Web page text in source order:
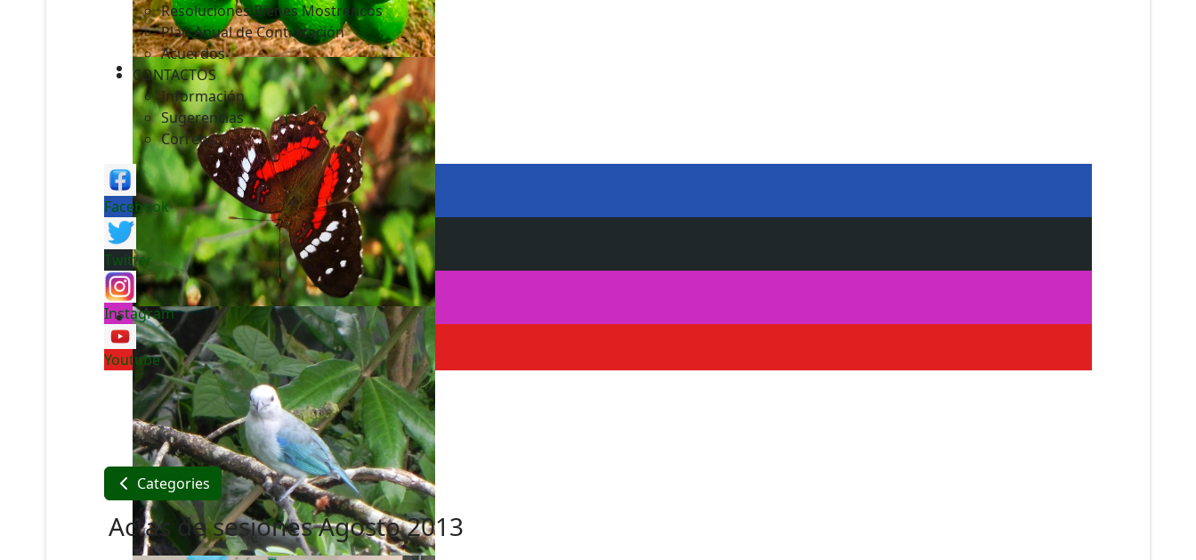
Resoluciones Bienes Mostrencos
Plan Anual de Contratación
Acuerdos
CONTACTOS
Información
Sugerencias
Correos
Facebook
Twitter
Instagram
Youtube
Categories
Actas de sesiones Agosto 2013